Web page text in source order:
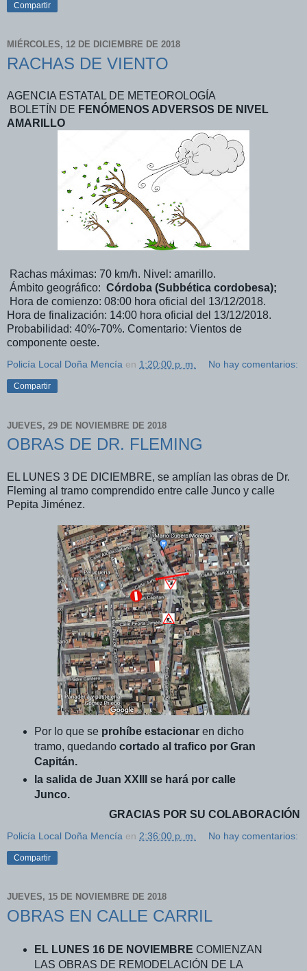
Compartir
MIÉRCOLES, 12 DE DICIEMBRE DE 2018
RACHAS DE VIENTO
AGENCIA ESTATAL DE METEOROLOGÍA
BOLETÍN DE FENÓMENOS ADVERSOS DE NIVEL
AMARILLO
Rachas máximas: 70 km/h. Nivel: amarillo.
Ámbito geográfico: Córdoba (Subbética cordobesa);
Hora de comienzo: 08:00 hora oficial del 13/12/2018.
Hora de finalización: 14:00 hora oficial del 13/12/2018.
Probabilidad: 40%-70%. Comentario: Vientos de
componente oeste.
Policía Local Doña Mencía en 1:20:00 p. m. No hay comentarios:
Compartir
JUEVES, 29 DE NOVIEMBRE DE 2018
OBRAS DE DR. FLEMING
EL LUNES 3 DE DICIEMBRE, se amplían las obras de Dr.
Fleming al tramo comprendido entre calle Junco y calle
Pepita Jiménez.
Por lo que seprohíbe estacionaren dicho
tramo, quedando cortado al trafico por Gran
Capitán.
la salida de Juan XXIII se hará por calle
Junco.
GRACIAS POR SU COLABORACIÓN
Policía Local Doña Mencía en 2:36:00 p. m. No hay comentarios:
Compartir
JUEVES, 15 DE NOVIEMBRE DE 2018
OBRAS EN CALLE CARRIL
EL LUNES 16 DE NOVIEMBRE COMIENZAN
LAS OBRAS DE REMODELACIÓN DE LA